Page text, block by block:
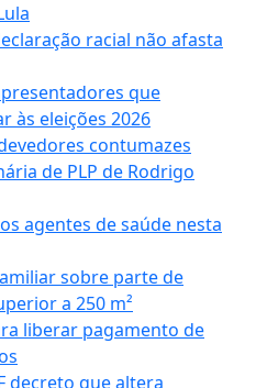
racial não afasta
que
às eleições 2026
contumazes
de PLP de Rodrigo
agentes de saúde nesta
sobre parte de
a 250 m²
liberar pagamento de
decreto que altera